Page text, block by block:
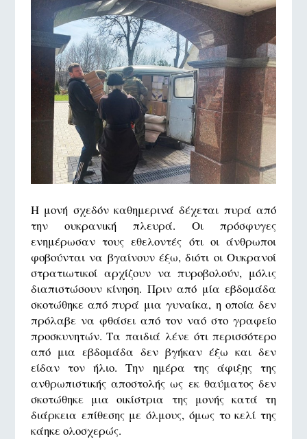
Η μονή σχεδόν καθημερινά δέχεται πυρά από
την ουκρανική πλευρά. Οι πρόσφυγες
ενημέρωσαν τους εθελοντές ότι οι άνθρωποι
φοβούνται να βγαίνουν έξω, διότι οι Ουκρανοί
στρατιωτικοί αρχίζουν να πυροβολούν, μόλις
διαπιστώσουν κίνηση. Πριν από μία εβδομάδα
σκοτώθηκε από πυρά μια γυναίκα, η οποία δεν
πρόλαβε να φθάσει από τον ναό στο γραφείο
προσκυνητών. Τα παιδιά λένε ότι περισσότερο
από μια εβδομάδα δεν βγήκαν έξω και δεν
είδαν τον ήλιο. Την ημέρα της άφιξης της
ανθρωπιστικής αποστολής ως εκ θαύματος δεν
σκοτώθηκε μια οικίστρια της μονής κατά τη
διάρκεια επίθεσης με όλμους, όμως το κελί της
κάηκε ολοσχερώς.